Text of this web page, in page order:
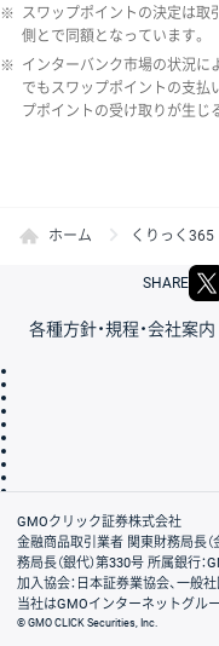
※ スワップポイントの決定は取
側とで同額となっています。
※ インターバンク市場の状況に
でもスワップポイントの支払
プポイントの受け取りが生じ
ホーム くりっく365
SHARE
各種方針・規程・会社案内
会社案内
GMOクリック証券株式会社
金融商品取引業者 関東財務局長
務局長（銀代）第330号 所属銀行
加入協会：日本証券業協会、一般
当社はGMOインターネットグル
© GMO CLICK Securities, Inc.